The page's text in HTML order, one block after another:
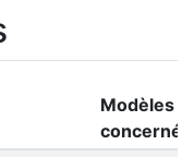
Modèles
concernés